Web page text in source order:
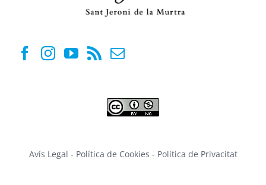
Avís Legal - Política de Cookies - Política de Privacitat